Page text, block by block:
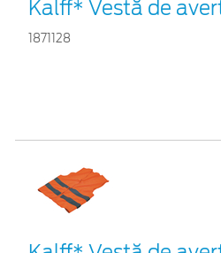
Kalff* Vestă de
1871128